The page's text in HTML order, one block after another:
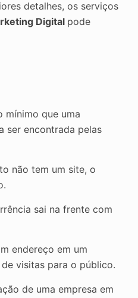
detalhes, os serviços
Digital pode
mínimo que uma
ser encontrada pelas
não tem um site, o
sai na frente com
endereço em um
visitas para o público.
de uma empresa em